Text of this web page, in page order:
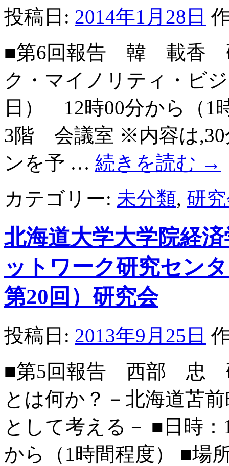
投稿日: 2014年1月28日
■第6回報告 韓 載香
ク・マイノリティ・ビ
日） 12時00分から（1
3階 会議室 ※内容は,30
ンを予 … 続きを読む →
カテゴリー: 未分類, 研
北海道大学大学院経
ットワーク研究セン
第20回）研究会
投稿日: 2013年9月25日
■第5回報告 西部 忠
とは何か？－北海道苫
として考える－ ■日時
から（1時間程度） ■